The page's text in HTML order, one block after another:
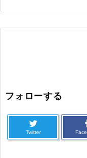
フォローする
Twitter